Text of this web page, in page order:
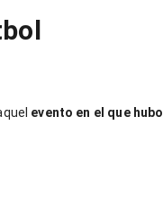
evento en el que hubo